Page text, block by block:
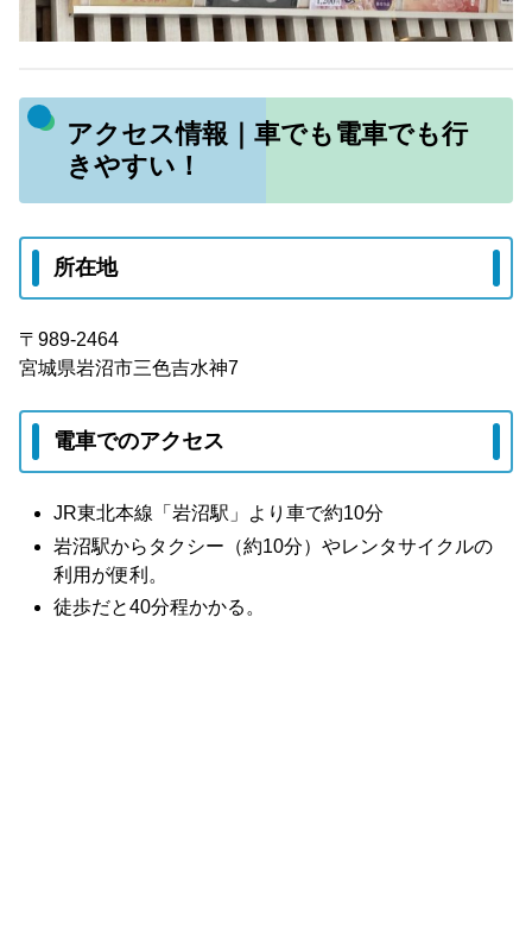
アクセス情報｜車でも電車でも行
きやすい！
所在地
〒989-2464
宮城県岩沼市三色吉水神7
電車でのアクセス
JR東北本線「岩沼駅」より車で約10分
岩沼駅からタクシー（約10分）やレンタサイクルの
利用が便利。
徒歩だと40分程かかる。